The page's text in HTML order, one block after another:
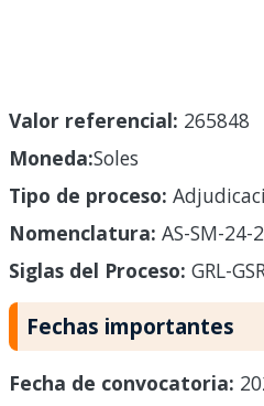
Valor referencial: 265848
Moneda:Soles
Tipo de proceso:
Nomenclatura: AS-SM-24-
Siglas del Proceso: GRL-
Fechas importantes
Fecha de convocatoria: